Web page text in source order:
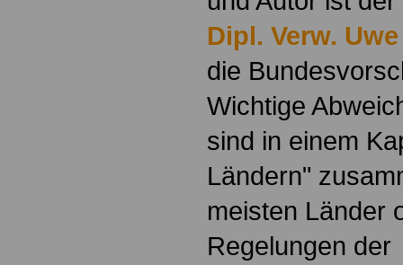
Dipl. Verw.
die
Wichtige
sind in einem
Ländern"
meisten Länder
Regelungen der